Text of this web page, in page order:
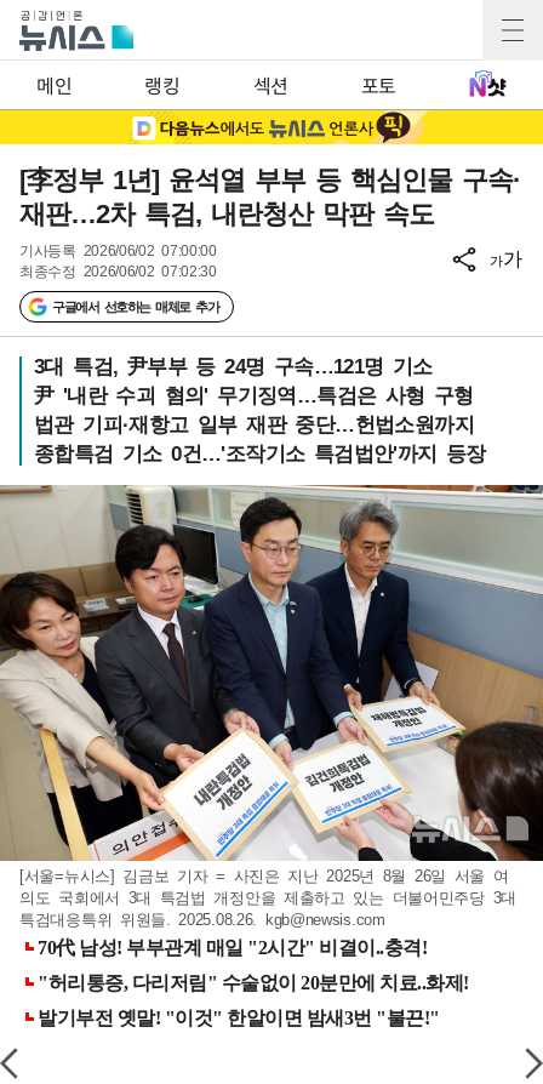
메인 랭킹 섹션 포토
[李정부 1년] 윤석열 부부 등 핵심인물 구속·
재판…2차 특검, 내란청산 막판 속도
기사등록 2026/06/02 07:00:00
최종수정 2026/06/02 07:02:30
구글에서 선호하는 매체로 추가
가가
3대 특검, 尹부부 등 24명 구속…121명 기소
尹 '내란 수괴 혐의' 무기징역…특검은 사형 구형
법관 기피·재항고 일부 재판 중단…헌법소원까지
종합특검 기소 0건…'조작기소 특검법안'까지 등장
[서울=뉴시스] 김금보 기자 = 사진은 지난 2025년 8월 26일 서울 여
의도 국회에서 3대 특검법 개정안을 제출하고 있는 더불어민주당 3대
특검대응특위 위원들. 2025.08.26.
kgb@newsis.com